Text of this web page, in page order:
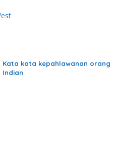
Kata kata kepahlawanan orang
Indian